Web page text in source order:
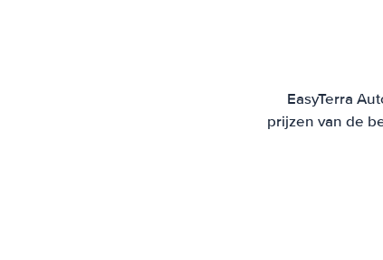
EasyTerra
prijzen van de